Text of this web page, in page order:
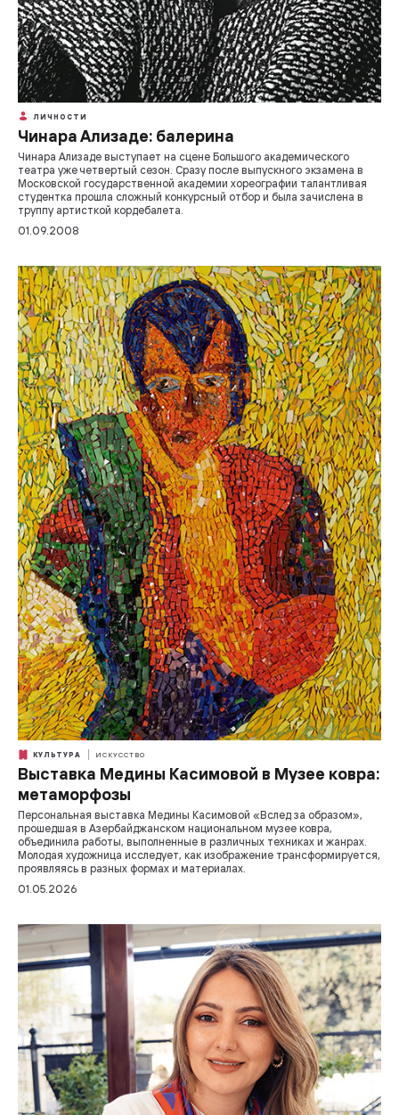
ЛИЧНОСТИ
Чинара Ализаде: балерина
Чинара Ализаде выступает на сцене Большого академического
театра уже четвертый сезон. Сразу после выпускного экзамена в
Московской государственной академии хореографии талантливая
студентка прошла сложный конкурсный отбор и была зачислена в
труппу артисткой кордебалета.
01.09.2008
КУЛЬТУРА ИСКУССТВО
Выставка Медины Касимовой в Музее ковра:
метаморфозы
Персональная выставка Медины Касимовой «Вслед за образом»,
прошедшая в Азербайджанском национальном музее ковра,
объединила работы, выполненные в различных техниках и жанрах.
Молодая художница исследует, как изображение трансформируется,
проявляясь в разных формах и материалах.
01.05.2026